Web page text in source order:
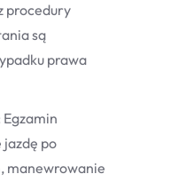
procedury
są
prawa
jazdę po
manewrowanie